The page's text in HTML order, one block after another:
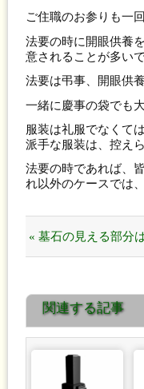
ご住職のお参りも一
法要の時に開眼供養
意されることが多いで
法要は弔事、開眼供
一緒に慶事の袋でも
服装は礼服でなくて
派手な服装は、控え
法要の時であれば、
れ以外のケースでは
« 墓石の見える部分
関連する記事